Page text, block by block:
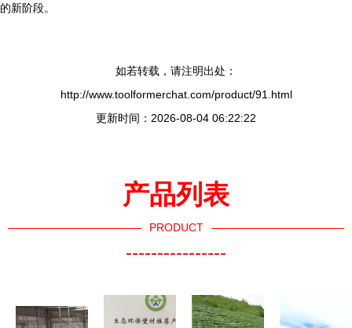
的新阶段。
如若转载，请注明出处：
http://www.toolformerchat.com/product/91.html
更新时间：2026-08-04 06:22:22
产品列表
PRODUCT
----------------